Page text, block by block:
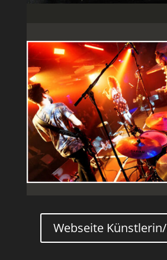
Webseite